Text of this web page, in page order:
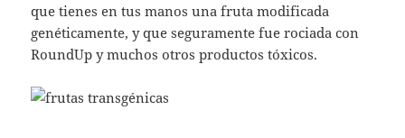
que tienes en tus manos una fruta modificada
genéticamente, y que seguramente fue rociada con
RoundUp y muchos otros productos tóxicos.